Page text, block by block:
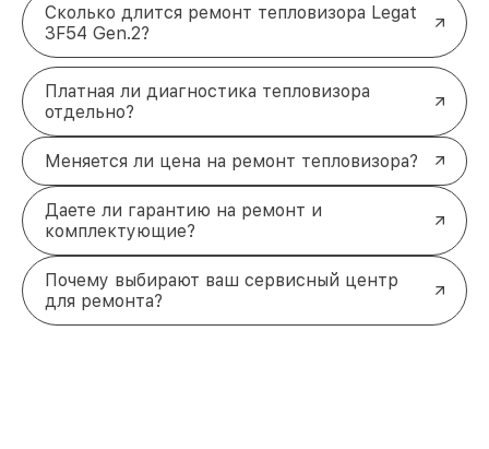
Сколько длится ремонт тепловизора Legat
3F54 Gen.2?
Платная ли диагностика тепловизора
отдельно?
Меняется ли цена на ремонт тепловизора?
Даете ли гарантию на ремонт и
комплектующие?
Почему выбирают ваш сервисный центр
для ремонта?